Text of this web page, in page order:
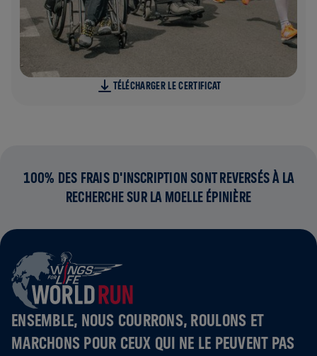
TÉLÉCHARGER LE CERTIFICAT
100% DES FRAIS D'INSCRIPTION SONT REVERSÉS À LA
RECHERCHE SUR LA MOELLE ÉPINIÈRE
ENSEMBLE, NOUS COURRONS, ROULONS ET
MARCHONS POUR CEUX QUI NE LE PEUVENT PAS